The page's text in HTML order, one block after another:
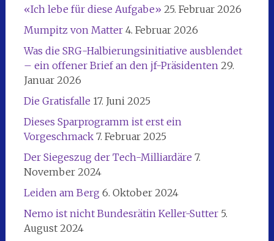
«Ich lebe für diese Aufgabe» 25. Februar 2026
Mumpitz von Matter 4. Februar 2026
Was die SRG-Halbierungsinitiative ausblendet
– ein offener Brief an den jf-Präsidenten 29.
Januar 2026
Die Gratisfalle 17. Juni 2025
Dieses Sparprogramm ist erst ein
Vorgeschmack 7. Februar 2025
Der Siegeszug der Tech-Milliardäre 7.
November 2024
Leiden am Berg 6. Oktober 2024
Nemo ist nicht Bundesrätin Keller-Sutter 5.
August 2024